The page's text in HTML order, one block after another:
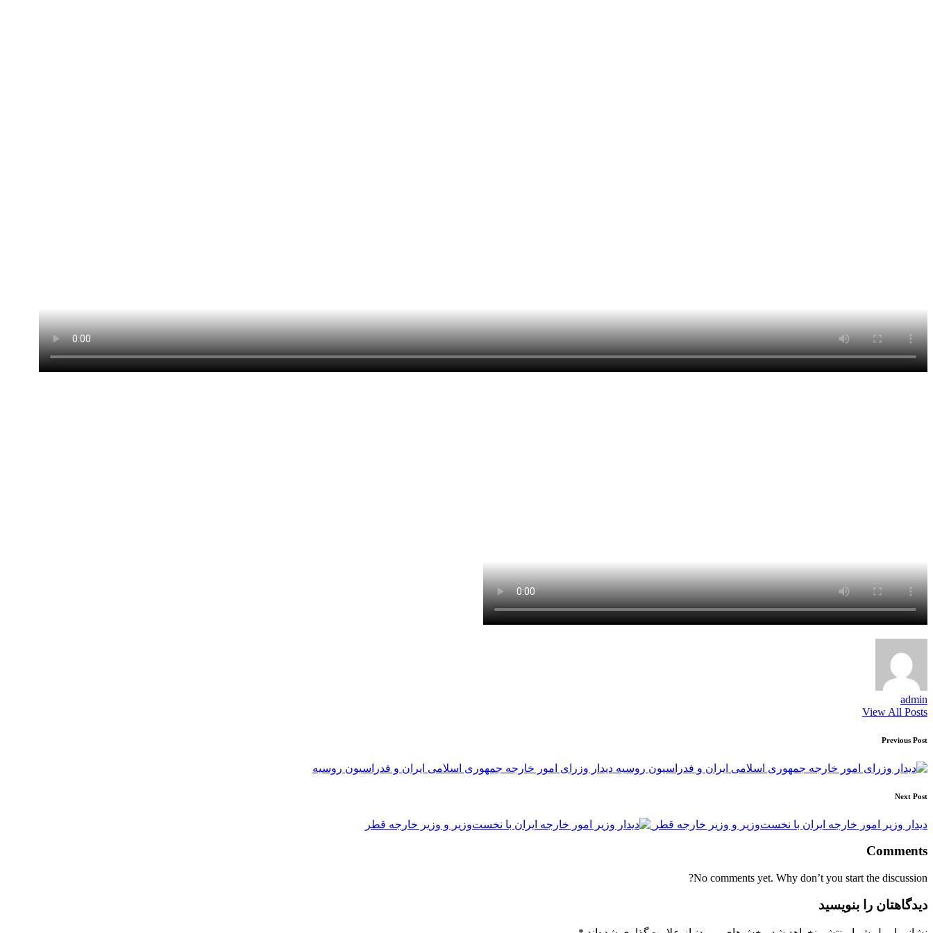
admin
View All Posts
Post
navigation
Previous Post
دیدار وزرای امور خارجه جمهوری اسلامی ایران و فدراسیون روسیه
Next Post
دیدار وزیر امور خارجه ایران با نخست‌وزیر و وزیر خارجه قطر
Comments
No comments yet. Why don’t you start the discussion?
دیدگاهتان را بنویسید